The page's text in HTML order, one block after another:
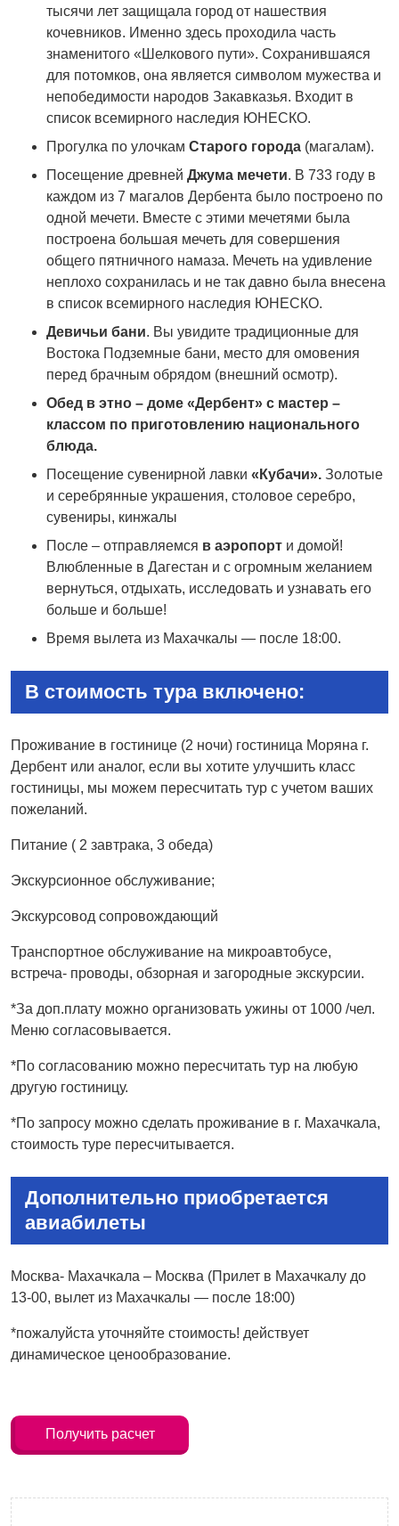
тысячи лет защищала город от нашествия
кочевников. Именно здесь проходила часть
знаменитого «Шелкового пути». Сохранившаяся
для потомков, она является символом мужества и
непобедимости народов Закавказья. Входит в
список всемирного наследия ЮНЕСКО.
Прогулка по улочкам Старого города (магалам).
Посещение древней Джума мечети. В 733 году в
каждом из 7 магалов Дербента было построено по
одной мечети. Вместе с этими мечетями была
построена большая мечеть для совершения
общего пятничного намаза. Мечеть на удивление
неплохо сохранилась и не так давно была внесена
в список всемирного наследия ЮНЕСКО.
Девичьи бани. Вы увидите традиционные для
Востока Подземные бани, место для омовения
перед брачным обрядом (внешний осмотр).
Обед в этно – доме «Дербент» с мастер –
классом по приготовлению национального
блюда.
Посещение сувенирной лавки «Кубачи». Золотые
и серебрянные украшения, столовое серебро,
сувениры, кинжалы
После – отправляемся в аэропорт и домой!
Влюбленные в Дагестан и с огромным желанием
вернуться, отдыхать, исследовать и узнавать его
больше и больше!
Время вылета из Махачкалы — после 18:00.
В стоимость тура включено:
Проживание в гостинице (2 ночи) гостиница Моряна г.
Дербент или аналог, если вы хотите улучшить класс
гостиницы, мы можем пересчитать тур с учетом ваших
пожеланий.
Питание ( 2 завтрака, 3 обеда)
Экскурсионное обслуживание;
Экскурсовод сопровождающий
Транспортное обслуживание на микроавтобусе,
встреча- проводы, обзорная и загородные экскурсии.
*За доп.плату можно организовать ужины от 1000 /чел.
Меню согласовывается.
*По согласованию можно пересчитать тур на любую
другую гостиницу.
*По запросу можно сделать проживание в г. Махачкала,
стоимость туре пересчитывается.
Дополнительно приобретается
авиабилеты
Москва- Махачкала – Москва (Прилет в Махачкалу до
13-00, вылет из Махачкалы — после 18:00)
*пожалуйста уточняйте стоимость! действует
динамическое ценообразование.
Получить расчет